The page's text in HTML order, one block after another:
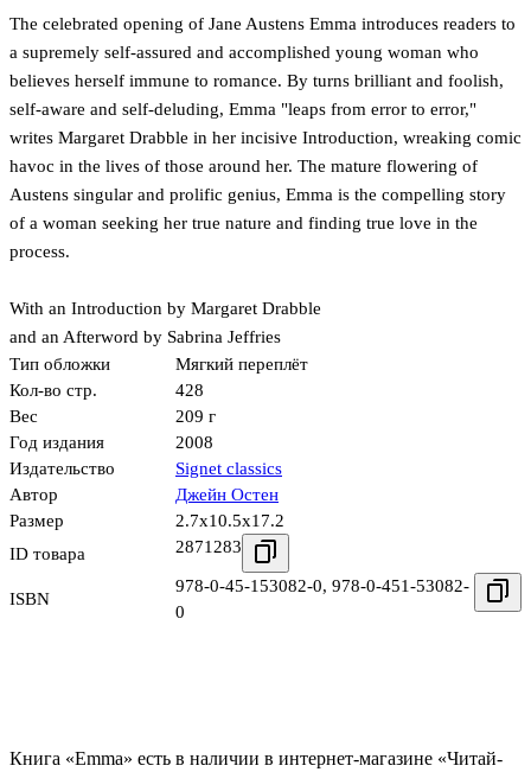
The celebrated opening of Jane Austens Emma introduces readers to
a supremely self-assured and accomplished young woman who
believes herself immune to romance. By turns brilliant and foolish,
self-aware and self-deluding, Emma "leaps from error to error,"
writes Margaret Drabble in her incisive Introduction, wreaking comic
havoc in the lives of those around her. The mature flowering of
Austens singular and prolific genius, Emma is the compelling story
of a woman seeking her true nature and finding true love in the
process.
With an Introduction by Margaret Drabble
and an Afterword by Sabrina Jeffries
Тип обложки
Мягкий переплёт
Кол-во стр.
428
Вес
209 г
Год издания
2008
Издательство
Signet classics
Автор
Джейн Остен
Размер
2.7x10.5x17.2
ID товара
2871283
ISBN
978-0-45-153082-0, 978-0-451-53082-
0
Книга «Emma» есть в наличии в интернет-магазине «Читай-